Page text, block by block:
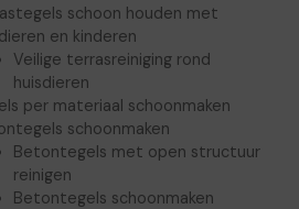
schoon houden met
en kinderen
Veilige terrasreiniging rond
huisdieren
per materiaal schoonmaken
schoonmaken
Betontegels met open structuur
reinigen
Betontegels schoonmaken